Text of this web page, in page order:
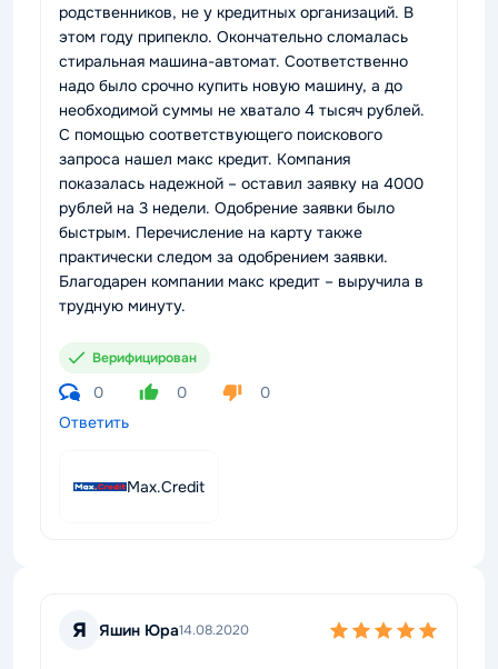
родственников, не у кредитных организаций. В
этом году припекло. Окончательно сломалась
стиральная машина-автомат. Соответственно
надо было срочно купить новую машину, а до
необходимой суммы не хватало 4 тысяч рублей.
С помощью соответствующего поискового
запроса нашел макс кредит. Компания
показалась надежной – оставил заявку на 4000
рублей на 3 недели. Одобрение заявки было
быстрым. Перечисление на карту также
практически следом за одобрением заявки.
Благодарен компании макс кредит – выручила в
трудную минуту.
Верифицирован
0 0
0
Ответить
Max.Credit
Я Яшин Юра14.08.2020